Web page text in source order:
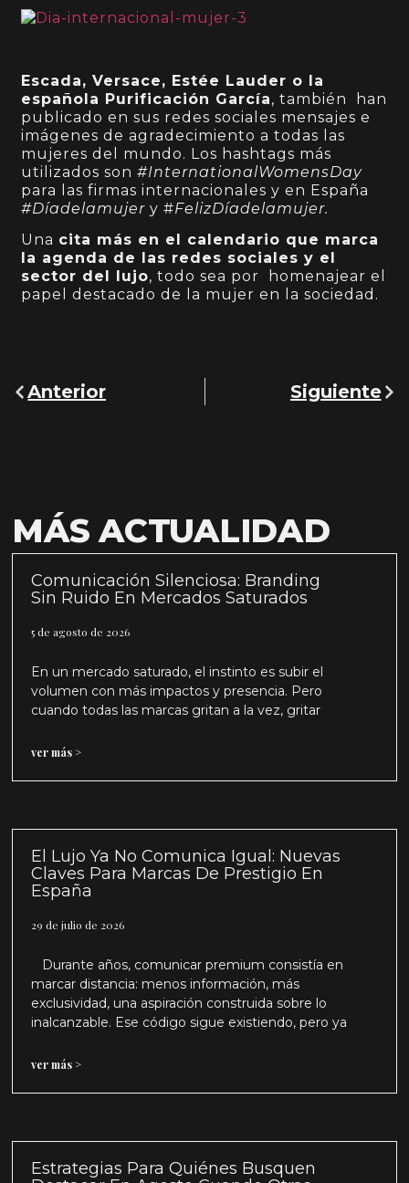
Escada, Versace, Estée Lauder o la
española Purificación García, también han
publicado en sus redes sociales mensajes e
imágenes de agradecimiento a todas las
mujeres del mundo. Los hashtags más
utilizados son#InternationalWomensDay
para las firmas internacionales y en España
#Díadelamujer y #FelizDíadelamujer.
Una cita más en el calendario que marca
la agenda de las redes sociales y el
sector del lujo, todo sea por homenajear el
papel destacado de la mujer en la sociedad.
Anterior Siguiente
MÁS ACTUALIDAD
Comunicación Silenciosa: Branding
Sin Ruido En Mercados Saturados
5 de agosto de 2026
En un mercado saturado, el instinto es subir el
volumen con más impactos y presencia. Pero
cuando todas las marcas gritan a la vez, gritar
ver más >
El Lujo Ya No Comunica Igual: Nuevas
Claves Para Marcas De Prestigio En
España
29 de julio de 2026
Durante años, comunicar premium consistía en
marcar distancia: menos información, más
exclusividad, una aspiración construida sobre lo
inalcanzable. Ese código sigue existiendo, pero ya
ver más >
Estrategias Para Quiénes Busquen